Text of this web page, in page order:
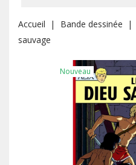
Accueil Bande dessinée
sauvage
Nouveau